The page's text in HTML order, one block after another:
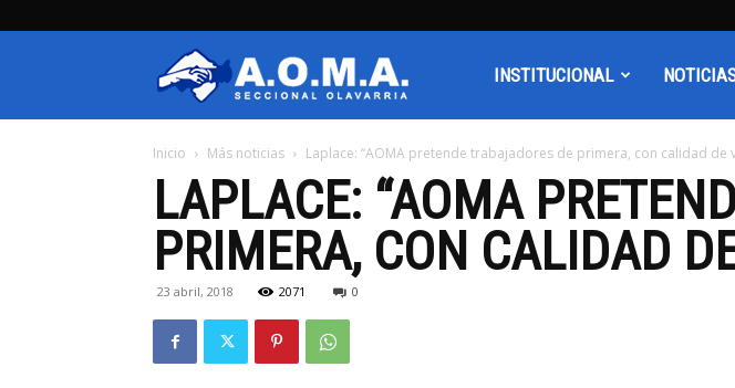
Olavarria
INSTITUCIONAL
Inicio Más noticias Laplace: “AOMA pretende trabajadores de primera, con calidad de
LAPLACE: “AOMA
PRIMERA, CON CALIDAD
23 abril, 2018 2071 0